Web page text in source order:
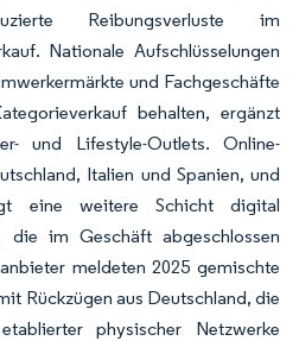
Reibungsverluste im
Nationale Aufschlüsselungen
und Fachgeschäfte
behalten, ergänzt
und Lifestyle-Outlets. Online-
Italien und Spanien, und
eine weitere Schicht digital
die im Geschäft abgeschlossen
meldeten 2025 gemischte
Rückzügen aus Deutschland, die
physischer Netzwerke